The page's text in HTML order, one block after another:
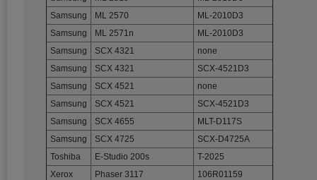
Samsung
ML 2570
ML-2010D3
Samsung
ML 2571n
ML-2010D3
Samsung
SCX 4321
none
Samsung
SCX 4321
SCX-4521D3
Samsung
SCX 4521
none
Samsung
SCX 4521
SCX-4521D3
Samsung
SCX 4655
MLT-D117S
Samsung
SCX 4725
SCX-D4725A
Toshiba
E-Studio 200s
T-2025
Xerox
Phaser 3117
106R01159